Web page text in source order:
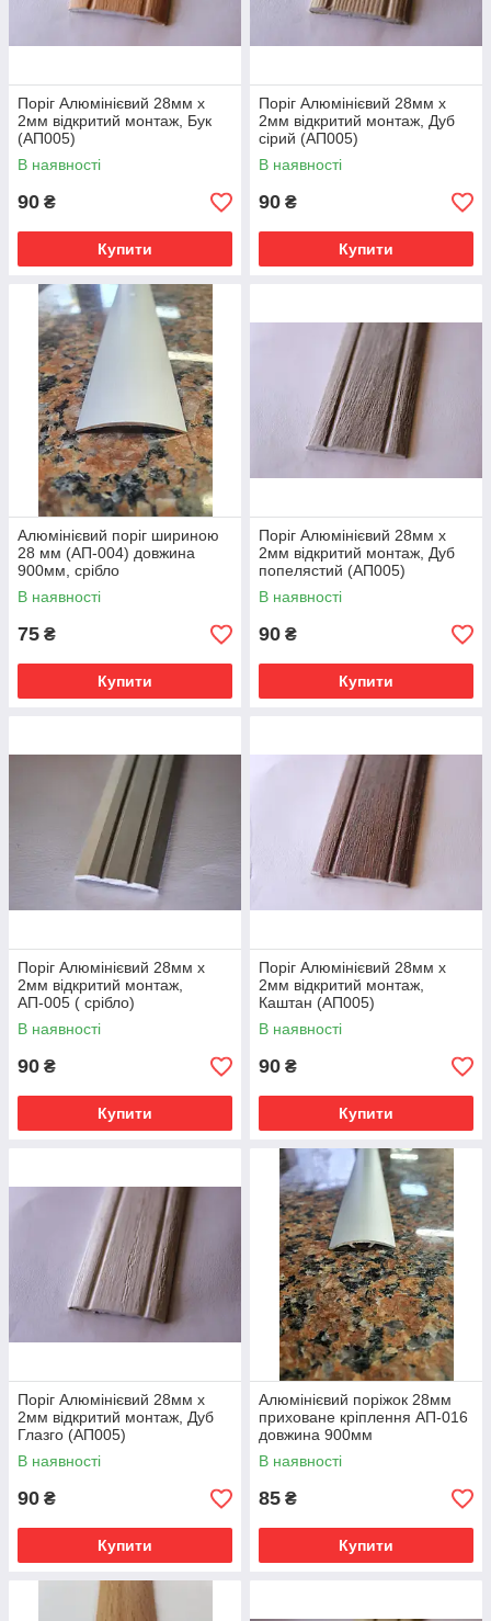
Поріг Алюмінієвий 28мм х
2мм відкритий монтаж, Бук
(АП005)
В наявності
90 ₴
Купити
Поріг Алюмінієвий 28мм х
2мм відкритий монтаж, Дуб
сірий (АП005)
В наявності
90 ₴
Купити
Алюмінієвий поріг шириною
28 мм (АП-004) довжина
900мм, срібло
В наявності
75 ₴
Купити
Поріг Алюмінієвий 28мм х
2мм відкритий монтаж, Дуб
попелястий (АП005)
В наявності
90 ₴
Купити
Поріг Алюмінієвий 28мм х
2мм відкритий монтаж,
АП-005 ( срібло)
В наявності
90 ₴
Купити
Поріг Алюмінієвий 28мм х
2мм відкритий монтаж,
Каштан (АП005)
В наявності
90 ₴
Купити
Поріг Алюмінієвий 28мм х
2мм відкритий монтаж, Дуб
Глазго (АП005)
В наявності
90 ₴
Купити
Алюмінієвий поріжок 28мм
приховане кріплення АП-016
довжина 900мм
В наявності
85 ₴
Купити